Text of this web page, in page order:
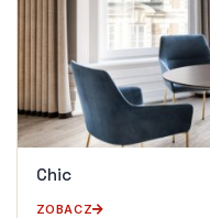
Chic
ZOBACZ